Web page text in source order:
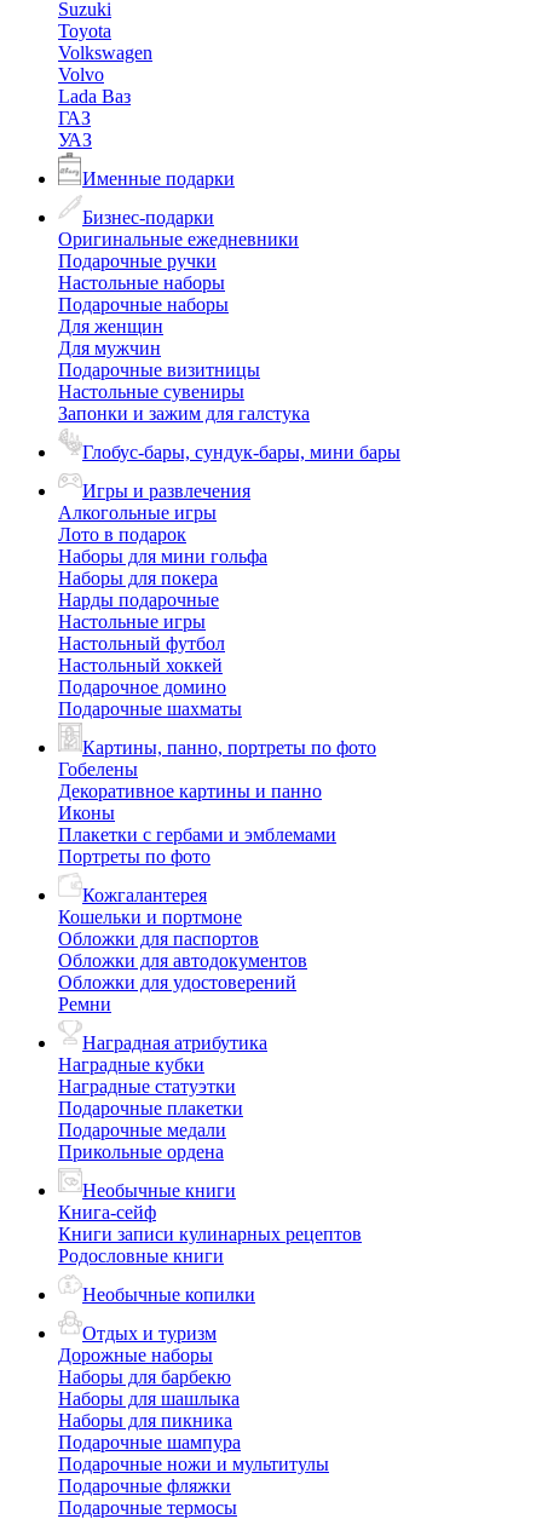
Suzuki
Toyota
Volkswagen
Volvo
Lada Ваз
ГАЗ
УАЗ
Именные подарки
Бизнес-подарки
Оригинальные ежедневники
Подарочные ручки
Настольные наборы
Подарочные наборы
Для женщин
Для мужчин
Подарочные визитницы
Настольные сувениры
Запонки и зажим для галстука
Глобус-бары, сундук-бары, мини бары
Игры и развлечения
Алкогольные игры
Лото в подарок
Наборы для мини гольфа
Наборы для покера
Нарды подарочные
Настольные игры
Настольный футбол
Настольный хоккей
Подарочное домино
Подарочные шахматы
Картины, панно, портреты по фото
Гобелены
Декоративное картины и панно
Иконы
Плакетки с гербами и эмблемами
Портреты по фото
Кожгалантерея
Кошельки и портмоне
Обложки для паспортов
Обложки для автодокументов
Обложки для удостоверений
Ремни
Наградная атрибутика
Наградные кубки
Наградные статуэтки
Подарочные плакетки
Подарочные медали
Прикольные ордена
Необычные книги
Книга-сейф
Книги записи кулинарных рецептов
Родословные книги
Необычные копилки
Отдых и туризм
Дорожные наборы
Наборы для барбекю
Наборы для шашлыка
Наборы для пикника
Подарочные шампура
Подарочные ножи и мультитулы
Подарочные фляжки
Подарочные термосы